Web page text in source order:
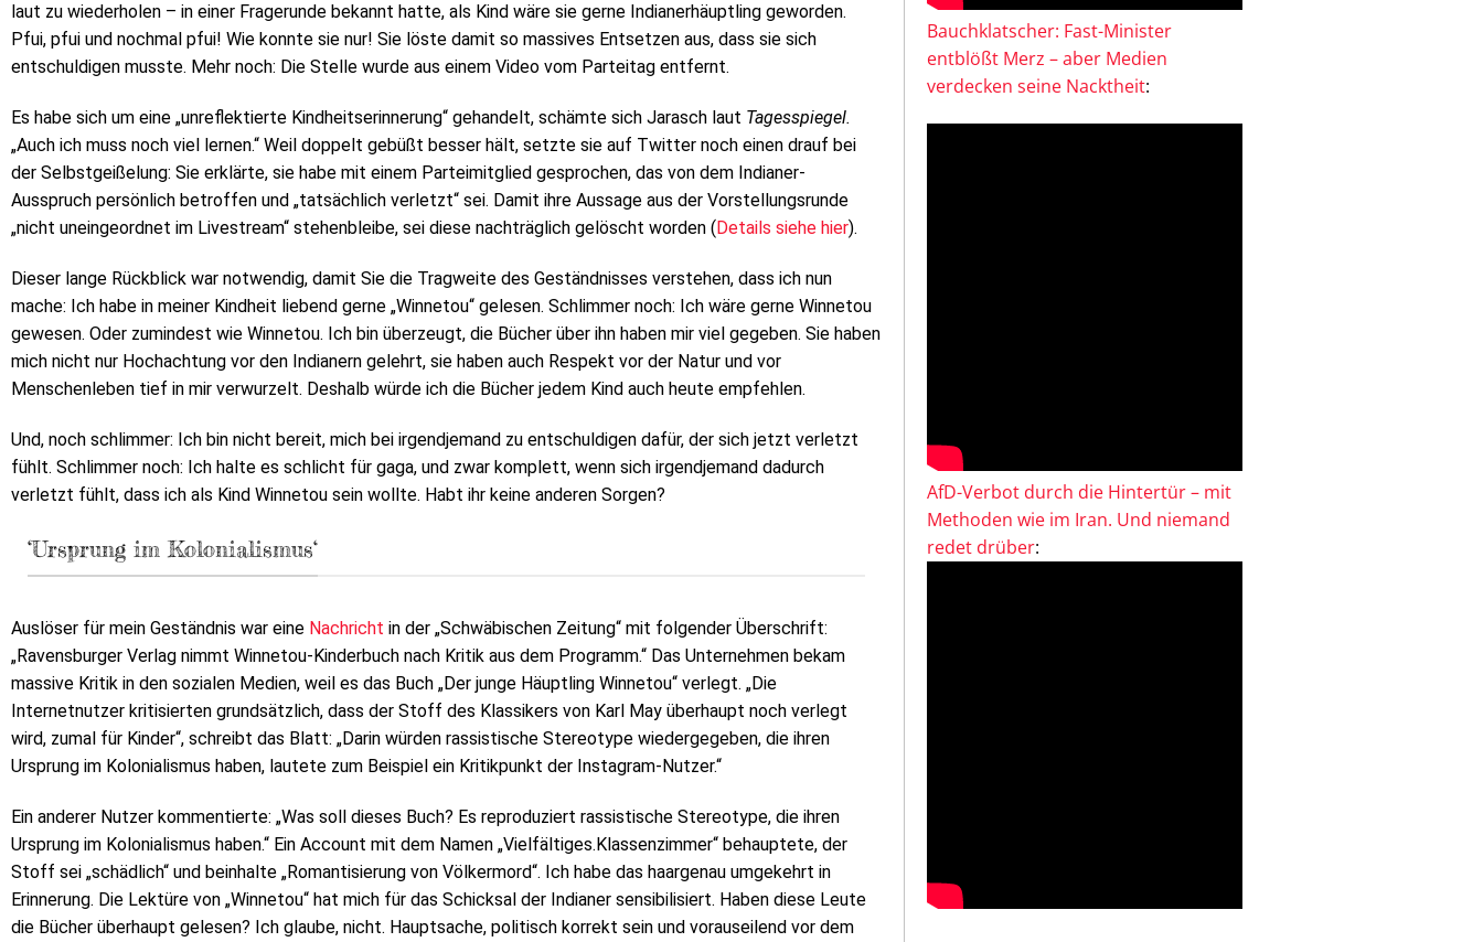
laut zu wiederholen – in einer Fragerunde bekannt hatte, als Kind wäre sie gerne Indianerhäuptling geworden.
Pfui, pfui und nochmal pfui! Wie konnte sie nur! Sie löste damit so massives Entsetzen aus, dass sie sich
entschuldigen musste. Mehr noch: Die Stelle wurde aus einem Video vom Parteitag entfernt.
Es habe sich um eine „unreflektierte Kindheitserinnerung“ gehandelt, schämte sich Jarasch laut Tagesspiegel.
„Auch ich muss noch viel lernen.“ Weil doppelt gebüßt besser hält, setzte sie auf Twitter noch einen drauf bei
der Selbstgeißelung: Sie erklärte, sie habe mit einem Parteimitglied gesprochen, das von dem Indianer-
Ausspruch persönlich betroffen und „tatsächlich verletzt“ sei. Damit ihre Aussage aus der Vorstellungsrunde
„nicht uneingeordnet im Livestream“ stehenbleibe, sei diese nachträglich gelöscht worden (Details siehe hier).
Dieser lange Rückblick war notwendig, damit Sie die Tragweite des Geständnisses verstehen, dass ich nun
mache: Ich habe in meiner Kindheit liebend gerne „Winnetou“ gelesen. Schlimmer noch: Ich wäre gerne Winnetou
gewesen. Oder zumindest wie Winnetou. Ich bin überzeugt, die Bücher über ihn haben mir viel gegeben. Sie haben
mich nicht nur Hochachtung vor den Indianern gelehrt, sie haben auch Respekt vor der Natur und vor
Menschenleben tief in mir verwurzelt. Deshalb würde ich die Bücher jedem Kind auch heute empfehlen.
Und, noch schlimmer: Ich bin nicht bereit, mich bei irgendjemand zu entschuldigen dafür, der sich jetzt verletzt
fühlt. Schlimmer noch: Ich halte es schlicht für gaga, und zwar komplett, wenn sich irgendjemand dadurch
verletzt fühlt, dass ich als Kind Winnetou sein wollte. Habt ihr keine anderen Sorgen?
‘Ursprung im Kolonialismus‘
Auslöser für mein Geständnis war eine Nachricht in der „Schwäbischen Zeitung“ mit folgender Überschrift:
„Ravensburger Verlag nimmt Winnetou-Kinderbuch nach Kritik aus dem Programm.“ Das Unternehmen bekam
massive Kritik in den sozialen Medien, weil es das Buch „Der junge Häuptling Winnetou“ verlegt. „Die
Internetnutzer kritisierten grundsätzlich, dass der Stoff des Klassikers von Karl May überhaupt noch verlegt
wird, zumal für Kinder“, schreibt das Blatt: „Darin würden rassistische Stereotype wiedergegeben, die ihren
Ursprung im Kolonialismus haben, lautete zum Beispiel ein Kritikpunkt der Instagram-Nutzer.“
Ein anderer Nutzer kommentierte: „Was soll dieses Buch? Es reproduziert rassistische Stereotype, die ihren
Ursprung im Kolonialismus haben.“ Ein Account mit dem Namen „Vielfältiges.Klassenzimmer“ behauptete, der
Stoff sei „schädlich“ und beinhalte „Romantisierung von Völkermord“. Ich habe das haargenau umgekehrt in
Erinnerung. Die Lektüre von „Winnetou“ hat mich für das Schicksal der Indianer sensibilisiert. Haben diese Leute
die Bücher überhaupt gelesen? Ich glaube, nicht. Hauptsache, politisch korrekt sein und vorauseilend vor dem
Bauchklatscher: Fast-Minister
entblößt Merz – aber Medien
verdecken seine Nacktheit:
AfD-Verbot durch die Hintertür – mit
Methoden wie im Iran. Und niemand
redet drüber: